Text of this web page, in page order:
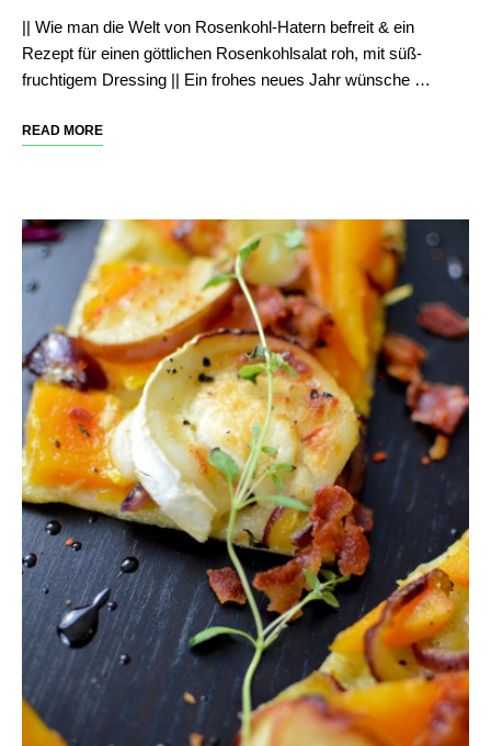
|| Wie man die Welt von Rosenkohl-Hatern befreit & ein
Rezept für einen göttlichen Rosenkohlsalat roh, mit süß-
fruchtigem Dressing || Ein frohes neues Jahr wünsche …
READ MORE